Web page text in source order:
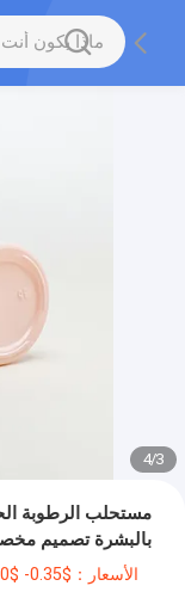
3
/
4
مستحلب الرطوبة
بالبشرة تصميم
الأسعار：$0.35- $0.60/Pieces